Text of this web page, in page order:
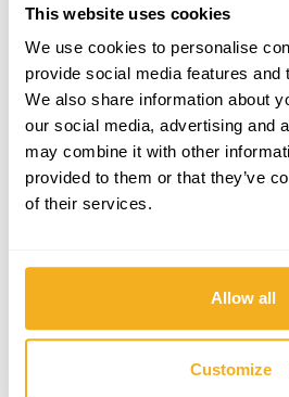
This website uses cookies
We use cookies to personalise
provide social media features and
We also share information about
our social media, advertising and
may combine it with other
provided to them or that they’ve
of their services.
Allow all
Customize
PRODUITS
ASSISTANCE & SERVICE
OÙ ACHETER
FAQ
Devenez plus BRAVE, chaque jour.
dernières nouvelles, promotions et
S'ABONNER